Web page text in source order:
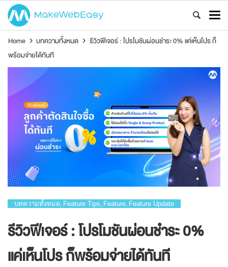
Home › บทความทั้งหมด › รีวิวฟีเจอร์ : โปรโมชันผ่อนชำระ 0% แค่เห็นโปร ก็
พร้อมจ่ายได้ทันที
บทความทั้งหมด Feature Tips Feature Feature Update
รีวิวฟีเจอร์ : โปรโมชันผ่อนชำระ 0%
แค่เห็นโปร ก็พร้อมจ่ายได้ทันที